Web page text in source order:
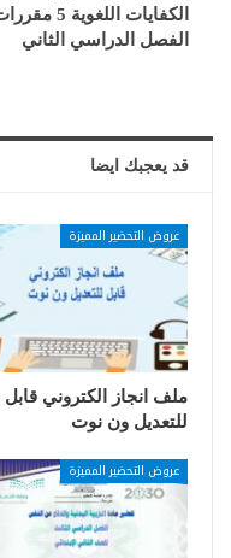
الكفايات اللغوية 5
الفصل الدراسي الثاني
قد يعجبك ايضا
عروض التحضير المميزة
ملف انجاز الكتروني قابل
للتعديل ون نوت
عروض التحضير المميزة